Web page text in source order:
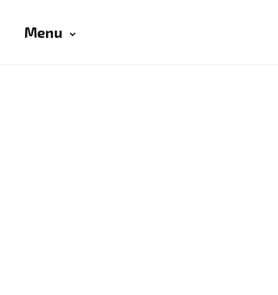
Menu